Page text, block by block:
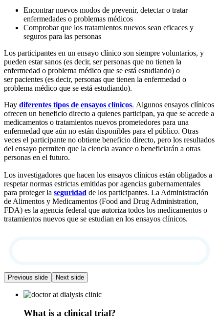
Encontrar nuevos modos de prevenir, detectar o tratar
enfermedades o problemas médicos
Comprobar que los tratamientos nuevos sean eficaces y
seguros para las personas
Los participantes en un ensayo clínico son siempre voluntarios, y
pueden estarsanos (es decir, ser personas que no tienen la
enfermedad o problema médico que se está estudiando) o
serpacientes (es decir, personas que tienen la enfermedad o
problema médico que se está estudiando).
Hay diferentes tipos de ensayos clínicos. Algunos ensayos clínicos
ofrecen un beneficio directo a quienes participan, ya que se accede a
medicamentos o tratamientos nuevos prometedores para una
enfermedad que aún no están disponibles para el público. Otras
veces el participante no obtiene beneficio directo, pero los resultados
del ensayo permiten que la ciencia avance o beneficiarán a otras
personas en el futuro.
Los investigadores que hacen los ensayos clínicos están obligados a
respetar normas estrictas emitidas por agencias gubernamentales
para proteger la seguridad de los participantes. La Administración
de Alimentos y Medicamentos (Food and Drug Administration,
FDA) es la agencia federal que autoriza todos los medicamentos o
tratamientos nuevos que se estudian en los ensayos clínicos.
Previous slide Next slide
What is a clinical trial?